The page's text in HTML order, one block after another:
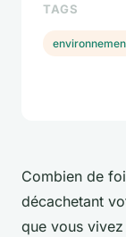
Combien de
décachetant
que vous
TAGS